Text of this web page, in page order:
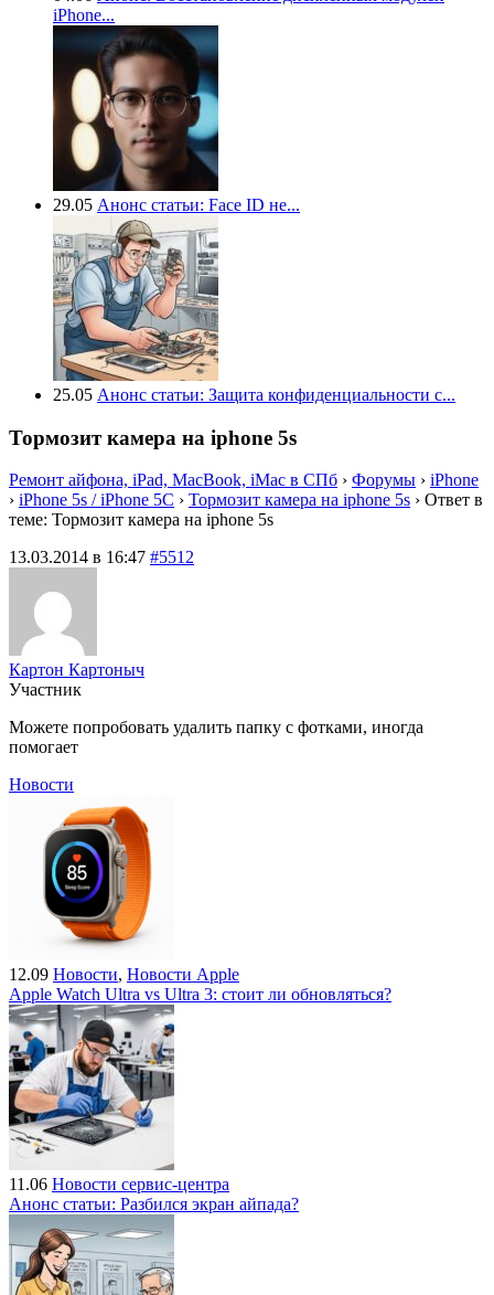
iPhone...
29.05 Анонс статьи: Face ID не...
25.05 Анонс статьи: Защита конфиденциальности с...
Тормозит камера на iphone 5s
Ремонт айфона, iPad, MacBook, iMac в СПб › Форумы › iPhone
› iPhone 5s / iPhone 5C › Тормозит камера на iphone 5s › Ответ в
теме: Тормозит камера на iphone 5s
13.03.2014 в 16:47 #5512
Картон Картоныч
Участник
Можете попробовать удалить папку с фотками, иногда
помогает
Новости
12.09 Новости, Новости Apple
Apple Watch Ultra vs Ultra 3: стоит ли обновляться?
11.06 Новости сервис-центра
Анонс статьи: Разбился экран айпада?